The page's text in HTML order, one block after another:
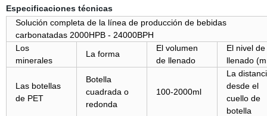
Especificaciones técnicas
Solución completa de la línea de producción de bebidas
carbonatadas 2000HPB - 24000BPH
Los
minerales
La forma
El volumen
de llenado
El nivel de
llenado
Las botellas
de PET
Botella
cuadrada o
redonda
100-2000ml
La
desde el
cuello de
botella